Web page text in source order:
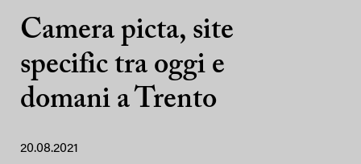
Camera picta, site
specific tra oggi e
domani a Trento
20.08.2021